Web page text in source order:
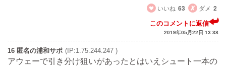
いいね 63 ダメ 2
このコメントに返信
2019年05月22日 13:38
16 匿名の浦和サポ (IP:1.75.244.247 )
アウェーで引き分け狙いがあったとはいえシュート一本の